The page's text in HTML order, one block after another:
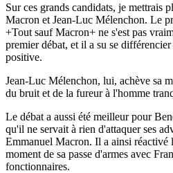
Sur ces grands candidats, je mettrais
Macron et Jean-Luc Mélenchon. Le
+Tout sauf Macron+ ne s'est pas
premier débat, et il a su se
positive.
Jean-Luc Mélenchon, lui, achève sa
du bruit et de la fureur à l'homme
Le débat a aussi été meilleur pour
qu'il ne servait à rien d'attaquer ses
Emmanuel Macron. Il a ainsi réactivé
moment de sa passe d'armes avec
fonctionnaires.